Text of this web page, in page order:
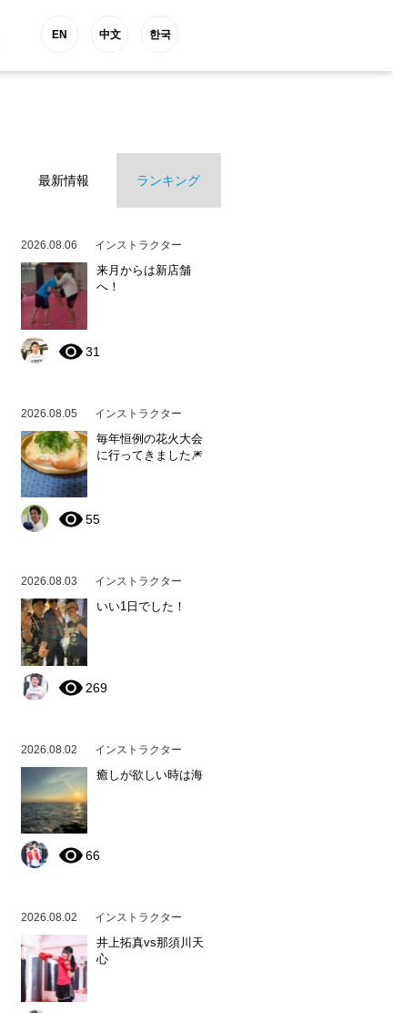
EN 中文 한국
最新情報 ランキング
2026.08.06 インストラクター
来月からは新店舗
へ！
31
2026.08.05 インストラクター
毎年恒例の花火大会
に行ってきました🎆
55
2026.08.03 インストラクター
いい1日でした！
269
2026.08.02 インストラクター
癒しが欲しい時は海
66
2026.08.02 インストラクター
井上拓真vs那須川天
心